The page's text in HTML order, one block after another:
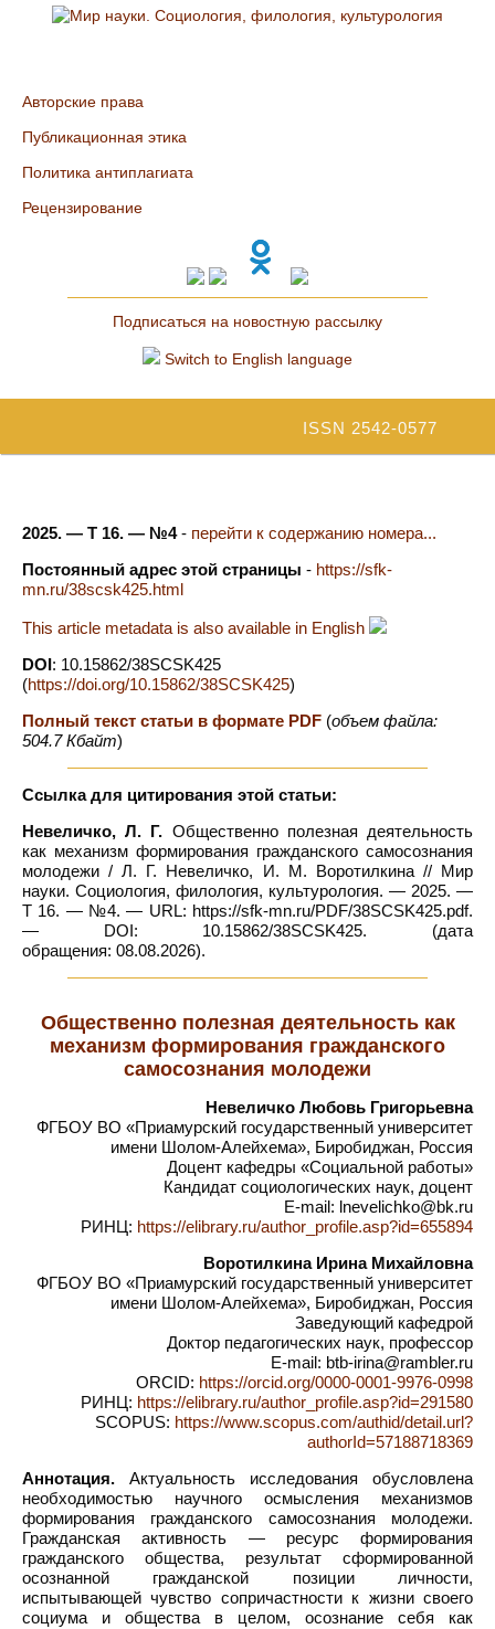
Авторские права
Публикационная этика
Политика антиплагиата
Рецензирование
Подписаться на новостную рассылку
Switch to English language
ISSN 2542-0577
2025. — Т 16. — №4- перейти к содержанию номера...
Постоянный адрес этой страницы - https://sfk-
mn.ru/38scsk425.html
This article metadata is also available in English
DOI: 10.15862/38SCSK425
(https://doi.org/10.15862/38SCSK425)
Полный текст статьи в формате PDF (объем файла:
504.7 Кбайт)
Ссылка для цитирования этой статьи:
Невеличко, Л. Г. Общественно полезная деятельность
как механизм формирования гражданского самосознания
молодежи / Л. Г. Невеличко, И. М. Воротилкина // Мир
науки. Социология, филология, культурология. — 2025. —
Т 16. — №4. — URL: https://sfk-mn.ru/PDF/38SCSK425.pdf.
— DOI: 10.15862/38SCSK425. (дата
обращения: 08.08.2026).
Общественно полезная деятельность как
механизм формирования гражданского
самосознания молодежи
Невеличко Любовь Григорьевна
ФГБОУ ВО «Приамурский государственный университет
имени Шолом-Алейхема», Биробиджан, Россия
Доцент кафедры «Социальной работы»
Кандидат социологических наук, доцент
E-mail: lnevelichko@bk.ru
РИНЦ: https://elibrary.ru/author_profile.asp?id=655894
Воротилкина Ирина Михайловна
ФГБОУ ВО «Приамурский государственный университет
имени Шолом-Алейхема», Биробиджан, Россия
Заведующий кафедрой
Доктор педагогических наук, профессор
E-mail: btb-irina@rambler.ru
ORCID: https://orcid.org/0000-0001-9976-0998
РИНЦ: https://elibrary.ru/author_profile.asp?id=291580
SCOPUS: https://www.scopus.com/authid/detail.url?
authorId=57188718369
Аннотация. Актуальность исследования обусловлена
необходимостью научного осмысления механизмов
формирования гражданского самосознания молодежи.
Гражданская активность — ресурс формирования
гражданского общества, результат сформированной
осознанной гражданской позиции личности,
испытывающей чувство сопричастности к жизни своего
социума и общества в целом, осознание себя как